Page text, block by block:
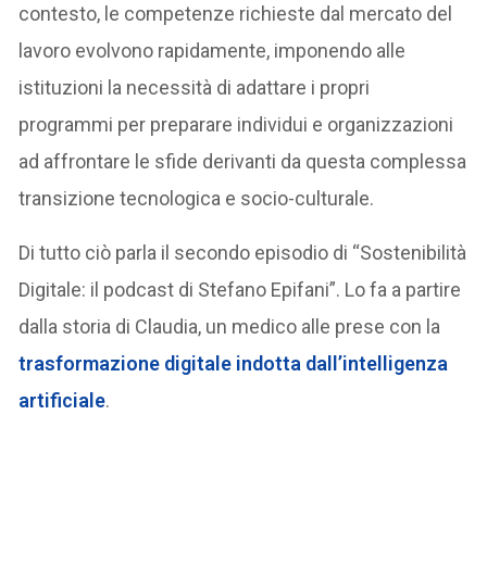
contesto, le competenze richieste dal mercato del
lavoro evolvono rapidamente, imponendo alle
istituzioni la necessità di adattare i propri
programmi per preparare individui e organizzazioni
ad affrontare le sfide derivanti da questa complessa
transizione tecnologica e socio-culturale.
Di tutto ciò parla il secondo episodio di “Sostenibilità
Digitale: il podcast di Stefano Epifani”. Lo fa a partire
dalla storia di Claudia, un medico alle prese con la
trasformazione digitale indotta dall’intelligenza
artificiale.